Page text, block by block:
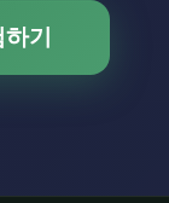
기